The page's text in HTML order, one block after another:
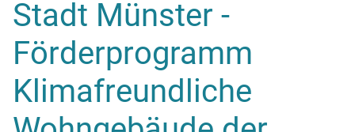
Stadt Münster -
Förderprogramm
Klimafreundliche